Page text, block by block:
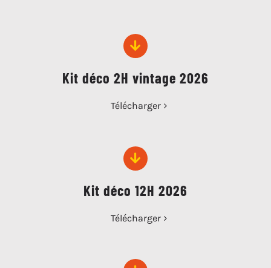
Kit déco 2H vintage 2026
Télécharger
Kit déco 12H 2026
Télécharger